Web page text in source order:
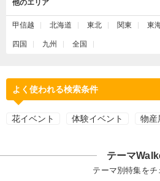
他のエリア
甲信越 北海道 東北 関東 東
四国 九州 全国
よく使われる検索条件
花イベント 体験イベント 物産
テーマ
テーマ別特集をチ